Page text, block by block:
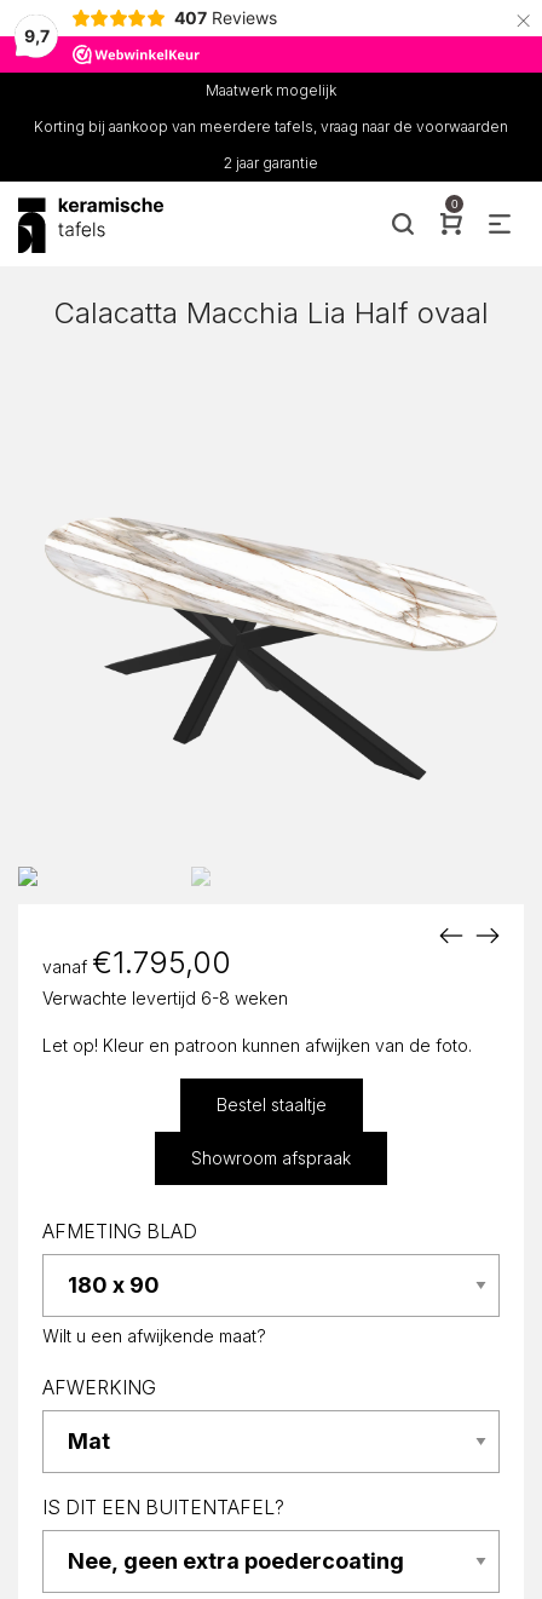
9,7
407 Reviews ×
Maatwerk mogelijk
Korting bij aankoop van meerdere tafels, vraag naar de voorwaarden
2 jaar garantie
0
Calacatta Macchia Lia Half ovaal
vanaf €1.795,00
Verwachte levertijd 6-8 weken
Let op! Kleur en patroon kunnen afwijken van de foto.
Bestel staaltje
Showroom afspraak
AFMETING BLAD
Wilt u een afwijkende maat?
AFWERKING
IS DIT EEN BUITENTAFEL?